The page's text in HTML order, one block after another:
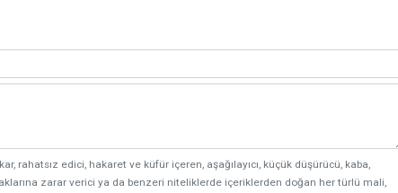
rahatsız edici, hakaret ve küfür içeren, aşağılayıcı, küçük düşürücü, kaba,
zarar verici ya da benzeri niteliklerde içeriklerden doğan her türlü mali,